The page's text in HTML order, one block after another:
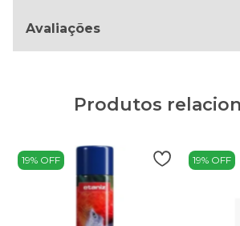
Avaliações
Produtos
19% OFF 19% OFF